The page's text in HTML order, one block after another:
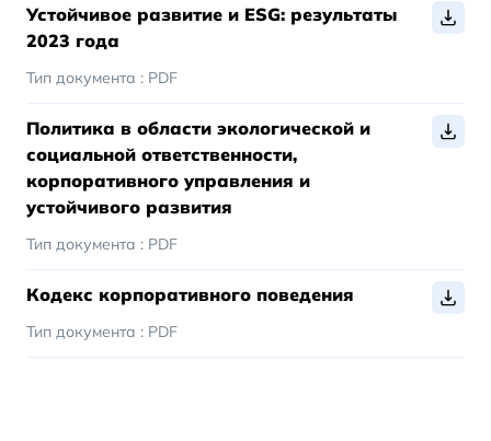
Устойчивое развитие и ESG: результаты
2023 года
Тип документа : PDF
Политика в области экологической и
социальной ответственности,
корпоративного управления и
устойчивого развития
Тип документа : PDF
Кодекс корпоративного поведения
Тип документа : PDF